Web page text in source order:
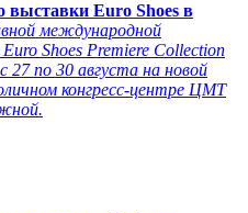
выставки Euro Shoes в
международной
Shoes Premiere Collection
по 30 августа на новой
конгресс-центре ЦМТ